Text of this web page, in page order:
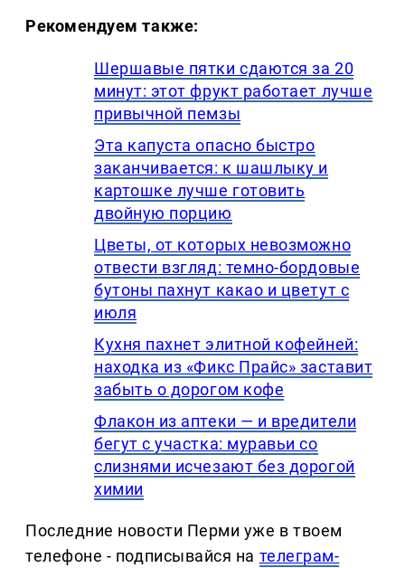
Рекомендуем также:
Шершавые пятки сдаются за 20
минут: этот фрукт работает лучше
привычной пемзы
Эта капуста опасно быстро
заканчивается: к шашлыку и
картошке лучше готовить
двойную порцию
Цветы, от которых невозможно
отвести взгляд: темно-бордовые
бутоны пахнут какао и цветут с
июля
Кухня пахнет элитной кофейней:
находка из «Фикс Прайс» заставит
забыть о дорогом кофе
Флакон из аптеки — и вредители
бегут с участка: муравьи со
слизнями исчезают без дорогой
химии
Последние новости Перми уже в твоем
телефоне - подписывайся на телеграм-